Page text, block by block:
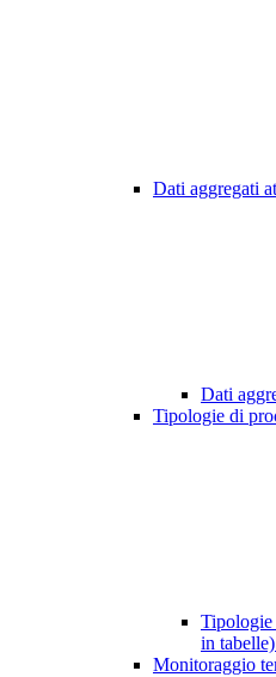
Dati aggregati
Dati
Tipologie di
Tipologie
in tabelle)
Monitoraggio